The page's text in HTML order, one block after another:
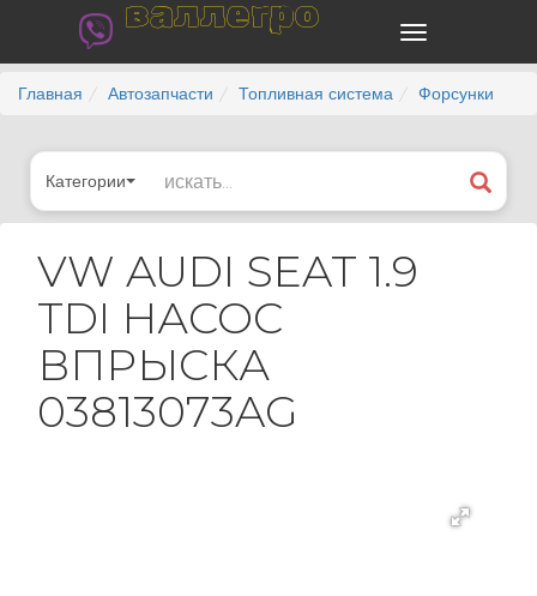
валлегро
Главная Автозапчасти Топливная система Форсунки
Категории
VW AUDI SEAT 1.9
TDI НАСОС
ВПРЫСКА
03813073AG